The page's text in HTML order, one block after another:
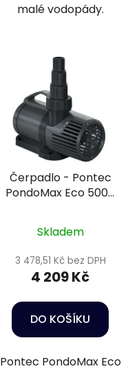
malé vodopády.
Čerpadlo - Pontec
PondoMax Eco 5000
Skladem
3 478,51 Kč bez DPH
4 209 Kč
DO KOŠÍKU
Pontec PondoMax Eco